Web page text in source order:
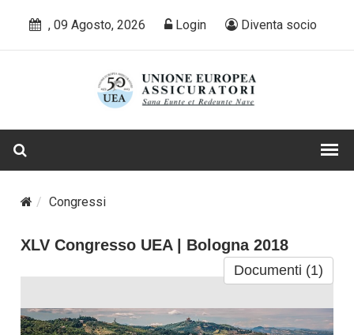
, 09 Agosto, 2026 Login Diventa socio
Congressi
XLV Congresso UEA | Bologna 2018
Documenti (1)